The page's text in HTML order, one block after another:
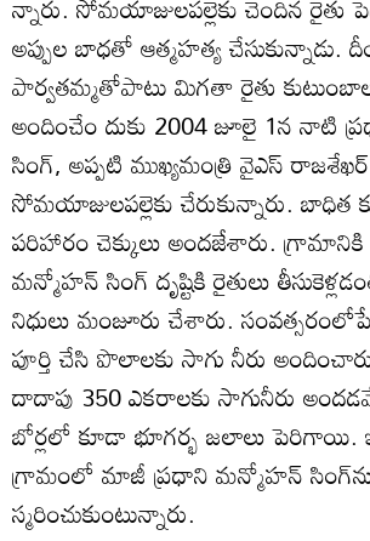
అప్పుల బాధతో ఆత్మహత్య
పార్వతమ్మతోపాటు మిగతా రైతు
అందించేం దుకు 2004 జూలై 1న నాటి
సింగ్‌, అప్పటి ముఖ్యమంత్రి వైఎస్‌ రాజశేఖర్‌
సోమయాజులపల్లెకు చేరుకున్నారు. బాధిత
పరిహారం చెక్కులు అందజేశారు.
మన్మోహన్‌ సింగ్‌ దృష్టికి రైతులు
నిధులు మంజూరు చేశారు.
పూర్తి చేసి పొలాలకు సాగు నీరు
దాదాపు 350 ఎకరాలకు సాగునీరు
బోర్లలో కూడా భూగర్భ జలాలు పెరిగాయి.
గ్రామంలో మాజీ ప్రధాని మన్మోహన్‌
స్మరించుకుంటున్నారు.